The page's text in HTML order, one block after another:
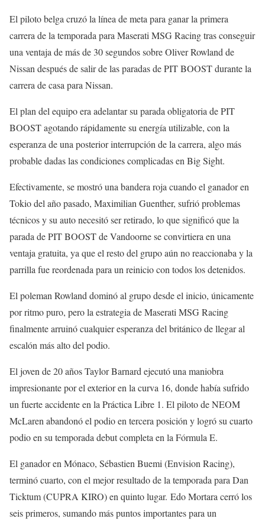
El piloto belga cruzó la línea de meta para ganar la primera
carrera de la temporada para Maserati MSG Racing tras conseguir
una ventaja de más de 30 segundos sobre Oliver Rowland de
Nissan después de salir de las paradas de PIT BOOST durante la
carrera de casa para Nissan.
El plan del equipo era adelantar su parada obligatoria de PIT
BOOST agotando rápidamente su energía utilizable, con la
esperanza de una posterior interrupción de la carrera, algo más
probable dadas las condiciones complicadas en Big Sight.
Efectivamente, se mostró una bandera roja cuando el ganador en
Tokio del año pasado, Maximilian Guenther, sufrió problemas
técnicos y su auto necesitó ser retirado, lo que significó que la
parada de PIT BOOST de Vandoorne se convirtiera en una
ventaja gratuita, ya que el resto del grupo aún no reaccionaba y la
parrilla fue reordenada para un reinicio con todos los detenidos.
El poleman Rowland dominó al grupo desde el inicio, únicamente
por ritmo puro, pero la estrategia de Maserati MSG Racing
finalmente arruinó cualquier esperanza del británico de llegar al
escalón más alto del podio.
El joven de 20 años Taylor Barnard ejecutó una maniobra
impresionante por el exterior en la curva 16, donde había sufrido
un fuerte accidente en la Práctica Libre 1. El piloto de NEOM
McLaren abandonó el podio en tercera posición y logró su cuarto
podio en su temporada debut completa en la Fórmula E.
El ganador en Mónaco, Sébastien Buemi (Envision Racing),
terminó cuarto, con el mejor resultado de la temporada para Dan
Ticktum (CUPRA KIRO) en quinto lugar. Edo Mortara cerró los
seis primeros, sumando más puntos importantes para un